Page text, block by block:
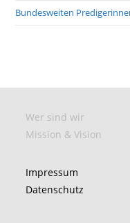
Bundesweiten
Wer sind wir
Mission & Vision
Impressum
Datenschutz